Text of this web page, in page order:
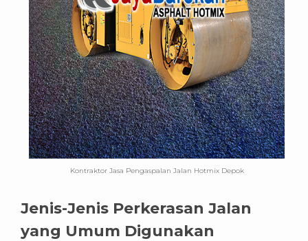
Kontraktor Jasa Pengaspalan Jalan Hotmix Depok
Jenis-Jenis Perkerasan Jalan
yang Umum Digunakan